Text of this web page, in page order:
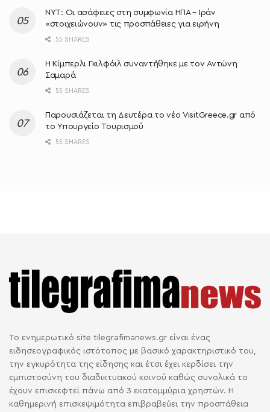
NYT: Οι ασάφειες στη συμφωνία ΗΠΑ – Ιράν
«στοιχειώνουν» τις προσπάθειες για ειρήνη
55 SHARES
Η Κίμπερλι Γκιλφόιλ συναντήθηκε με τον Αντώνη
Σαμαρά
55 SHARES
Παρουσιάζεται τη Δευτέρα το νέο VisitGreece.gr από
το Υπουργείο Τουρισμού
55 SHARES
Το ενημερωτικό site tilegrafimanews.gr είναι ένας
ειδησεογραφικός ιστότοπος με βασικό χαρακτηριστικό του,
την εγκυρότητα της είδησης και έτσι έχει κερδίσει την
εμπιστοσύνη του διαδικτυακού κοινού καθώς συνολικά το
έχουν επισκεφτεί πάνω από 3 εκατομμύρια χρηστών. Η
καθημερινή επισκεψιμότητα επιβραβεύει την προσπάθεια